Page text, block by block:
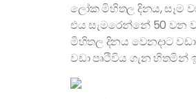
ලෝක මිහිතල දිනය, සෑම
එය සැමරෙන්නේ 50 වන
මිහිතල දිනය වෙනදාට
වඩා පෘථිවිය ගැන